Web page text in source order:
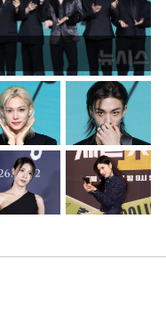
일이? [뉴시스국회토pic]